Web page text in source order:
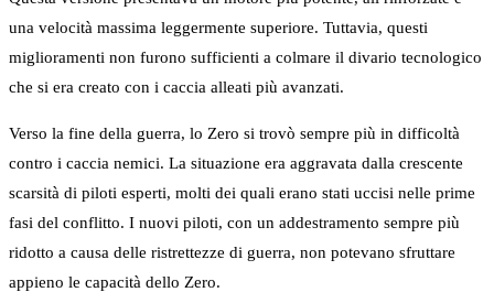
una velocità massima leggermente superiore. Tuttavia, questi
miglioramenti non furono sufficienti a colmare il divario tecnologico
che si era creato con i caccia alleati più avanzati.
Verso la fine della guerra, lo Zero si trovò sempre più in difficoltà
contro i caccia nemici. La situazione era aggravata dalla crescente
scarsità di piloti esperti, molti dei quali erano stati uccisi nelle prime
fasi del conflitto. I nuovi piloti, con un addestramento sempre più
ridotto a causa delle ristrettezze di guerra, non potevano sfruttare
appieno le capacità dello Zero.